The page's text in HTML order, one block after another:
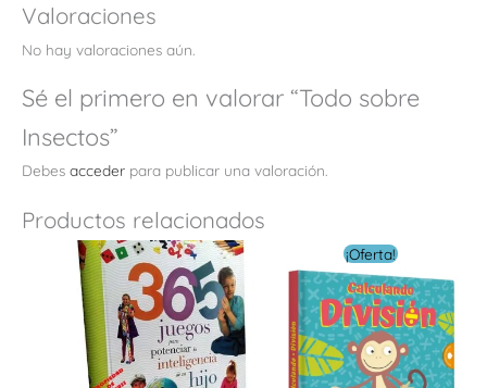
Valoraciones
No hay valoraciones aún.
Sé el primero en valorar “Todo sobre
Insectos”
Debes acceder para publicar una valoración.
Productos relacionados
¡Oferta!
El
precio
original
era:
$ 18.00.
es:
$